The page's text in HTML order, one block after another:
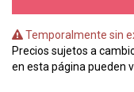
Temporalmente sin
Precios sujetos a
en esta página pueden